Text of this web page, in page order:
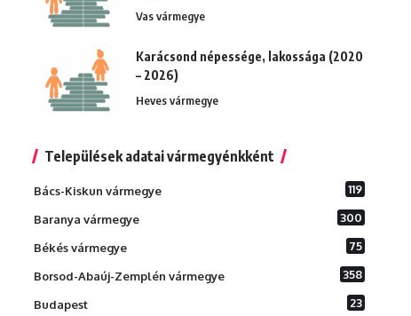
Vas vármegye
Karácsond népessége, lakossága (2020
– 2026)
Heves vármegye
Települések adatai vármegyénkként
Bács-Kiskun vármegye 119
Baranya vármegye 300
Békés vármegye 75
Borsod-Abaúj-Zemplén vármegye 358
Budapest 23